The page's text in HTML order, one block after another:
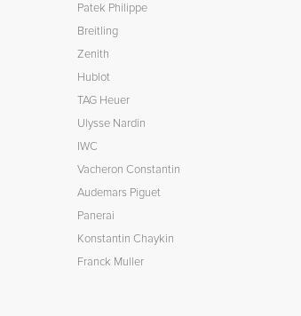
Patek Philippe
Breitling
Zenith
Hublot
TAG Heuer
Ulysse Nardin
IWC
Vacheron Constantin
Audemars Piguet
Panerai
Konstantin Chaykin
Franck Muller